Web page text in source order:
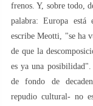
frenos. Y, sobre todo,
palabra: Europa está
escribe Meotti, "se ha
de que la
es ya una
de fondo de
repudio cultural- no